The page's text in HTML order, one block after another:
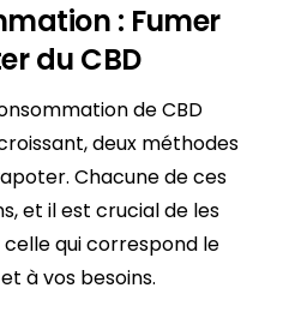
: Fumer
du CBD
de CBD
deux méthodes
Chacune de ces
et il est crucial de les
qui correspond le
à vos besoins.